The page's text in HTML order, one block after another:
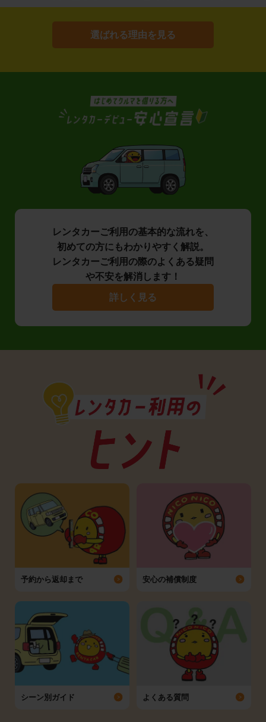
選ばれる理由を見る
レンタカーご利用の基本的な流れを、
初めての方にもわかりやすく解説。
レンタカーご利用の際のよくある疑問
や不安を解消します！
詳しく見る
予約から返却まで 安心の補償制度
シーン別ガイド よくある質問